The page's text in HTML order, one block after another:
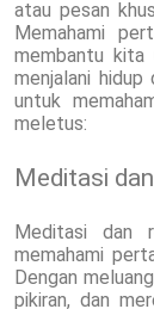
atau pesan
Memahami
membantu kita
menjalani
untuk
meletus:
Meditasi
Meditasi dan
memahami
Dengan
pikiran, dan